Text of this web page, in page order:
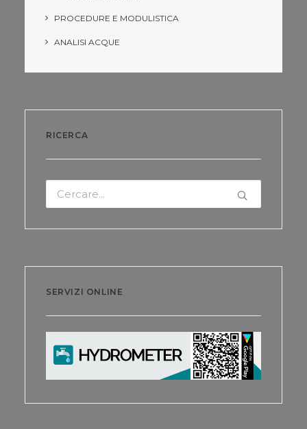
PROCEDURE E MODULISTICA
ANALISI ACQUE
RICERCA
SERVIZI ONLINE